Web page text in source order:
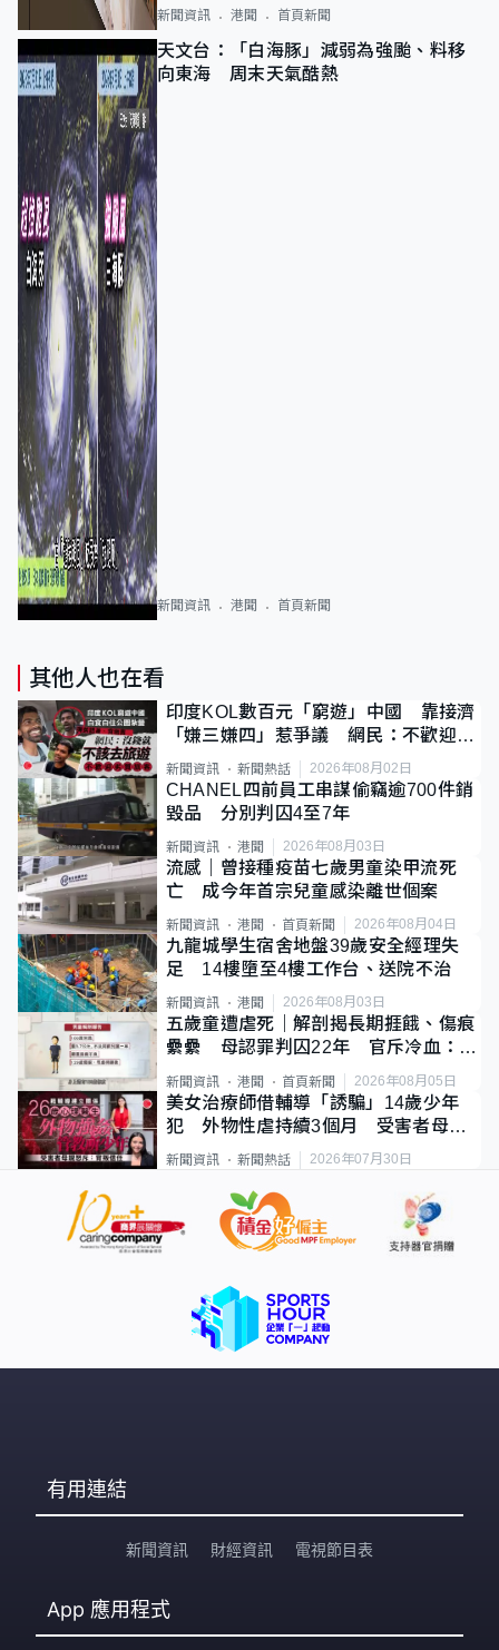
新聞資訊 港聞 首頁新聞
天文台：「白海豚」減弱為強颱、料移
向東海 周末天氣酷熱
新聞資訊 港聞 首頁新聞
其他人也在看
印度KOL數百元「窮遊」中國 靠接濟
「嫌三嫌四」惹爭議 網民：不歡迎劣
質旅客
新聞資訊 新聞熱話 2026年08月02日
CHANEL四前員工串謀偷竊逾700件銷
毀品 分別判囚4至7年
新聞資訊 港聞 2026年08月03日
流感｜曾接種疫苗七歲男童染甲流死
亡 成今年首宗兒童感染離世個案
新聞資訊 港聞 首頁新聞 2026年08月04日
九龍城學生宿舍地盤39歲安全經理失
足 14樓墮至4樓工作台、送院不治
新聞資訊 港聞 2026年08月03日
五歲童遭虐死｜解剖揭長期捱餓、傷痕
纍纍 母認罪判囚22年 官斥冷血：同
類案最惡劣
新聞資訊 港聞 首頁新聞 2026年08月05日
美女治療師借輔導「誘騙」14歲少年
犯 外物性虐持續3個月 受害者母：
要保護其他人
新聞資訊 新聞熱話 2026年07月30日
有用連結
新聞資訊 財經資訊 電視節目表
App 應用程式